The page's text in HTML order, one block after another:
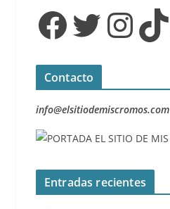
Facebook Twitter InstagramTikTok
Contacto
info@elsitiodemiscromos.com
Entradas recientes